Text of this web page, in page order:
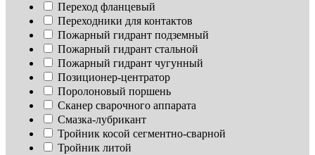
Переход фланцевый
Переходники для контактов
Пожарный гидрант подземный
Пожарный гидрант стальной
Пожарный гидрант чугунный
Позиционер-центратор
Поролоновый поршень
Сканер сварочного аппарата
Смазка-лубрикант
Тройник косой сегментно-сварной
Тройник литой